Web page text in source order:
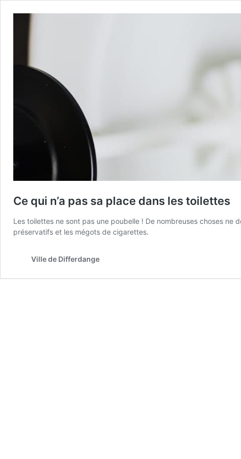
Ce qui n’a pas sa place dans les toilettes
Les toilettes ne sont pas une poubelle ! De nombreuses choses
préservatifs et les mégots de cigarettes.
Ville de Differdange